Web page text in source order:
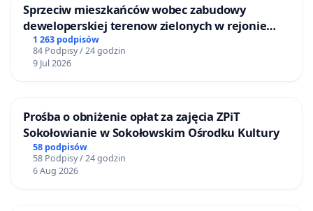
Sprzeciw mieszkańców wobec zabudowy
deweloperskiej terenow zielonych w rejonie
Bulwarów Straceńskich w Bielsku-Białej
1 263 podpisów
84 Podpisy / 24 godzin
9 Jul 2026
Prośba o obniżenie opłat za zajęcia ZPiT
Sokołowianie w Sokołowskim Ośrodku Kultury
58 podpisów
58 Podpisy / 24 godzin
6 Aug 2026